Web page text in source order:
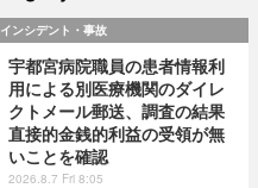
インシデント・事故
宇都宮病院職員の患者情報利
用による別医療機関のダイレ
クトメール郵送、調査の結果
直接的金銭的利益の受領が無
いことを確認
2026.8.7 Fri 8:05